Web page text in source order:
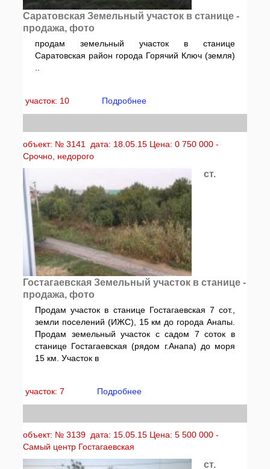
Саратовская Земельный участок в станице -
продажа, фото
продам земельный участок в станице
Саратовская район города Горячий Ключ (земля)
участок: 10 Подробнее
объект: № 3141 дата: 18.05.15 Цена: 0 750 000 -
Срочно, недорого
ст.
Гостагаевская Земельный участок в станице -
продажа, фото
Продам участок в станице Гостагаевская 7 сот.,
земли поселений (ИЖС), 15 км до города Анапы.
Продам земельный участок с садом 7 соток в
станице Гостагаевская (рядом г.Анапа) до моря
15 км. Участок в
участок: 7 Подробнее
объект: № 3139 дата: 15.05.15 Цена: 5 500 000 -
Самый центр Гостагаевская
ст.